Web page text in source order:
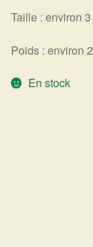
Soin beauté
Taille : environ
Poids : environ
En stock